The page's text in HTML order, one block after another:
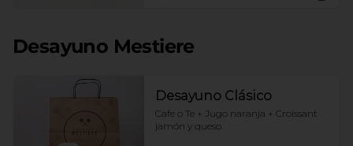
Desayuno Mestiere
Desayuno Clásico
Cafe o Te + Jugo naranja + Croissant
jamón y queso